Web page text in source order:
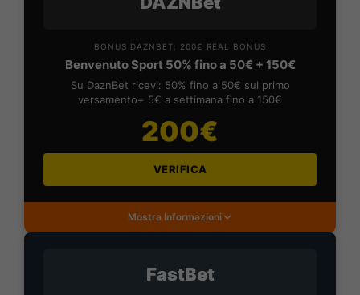
BONUS DAZNBET: 200€ REAL BONUS
Benvenuto Sport 50% fino a 50€ + 150€
Su DaznBet ricevi: 50% fino a 50€ sul primo
versamento+ 5€ a settimana fino a 150€
200€
VERIFICA
Mostra Informazioni
FastBet